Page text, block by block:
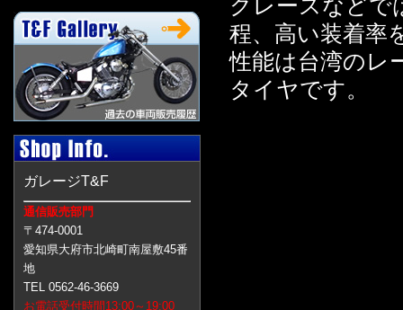
ガレージT&F
通信販売部門
〒474-0001
愛知県大府市北崎町南屋敷45番
地
TEL 0562-46-3669
お電話受付時間13:00～19:00
クレースなどで
程、高い装着率
性能は台湾のレ
タイヤです。